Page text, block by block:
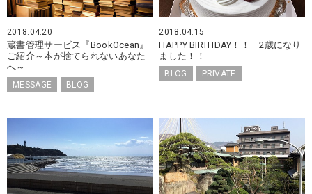
2018.04.20
蔵書管理サービス『BookOcean』
ご紹介～本が捨てられないあなた
へ～
MESSAGE BLOG
2018.04.15
HAPPY BIRTHDAY！！ 2歳になり
ました！！
BLOG PRIVATE